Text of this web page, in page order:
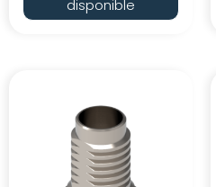
disponible